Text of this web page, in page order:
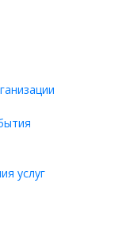
услуг